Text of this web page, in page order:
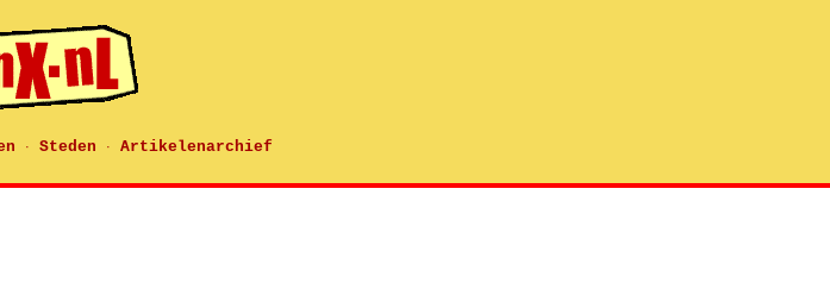
· Steden · Artikelenarchief